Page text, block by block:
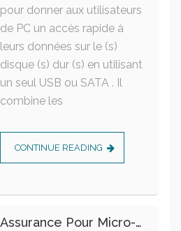
pour donner aux utilisateurs
de PC un accès rapide à
leurs données sur le (s)
disque (s) dur (s) en utilisant
un seul USB ou SATA . Il
combine les
CONTINUE READING
Assurance Pour Micro-Entrepreneur : Les Garanties Essentielles À Connaître